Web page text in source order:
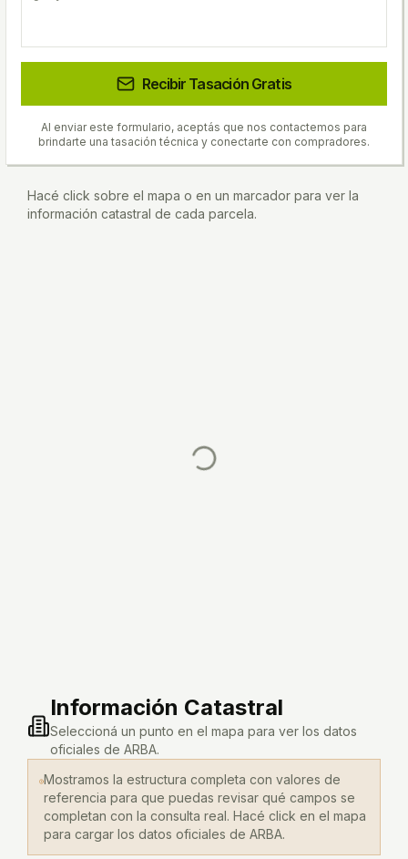
Recibir Tasación Gratis
Al enviar este formulario, aceptás que nos contactemos para
brindarte una tasación técnica y conectarte con compradores.
Hacé click sobre el mapa o en un marcador para ver la
información catastral de cada parcela.
Información Catastral
Seleccioná un punto en el mapa para ver los datos
oficiales de ARBA.
Mostramos la estructura completa con valores de
referencia para que puedas revisar qué campos se
completan con la consulta real. Hacé click en el mapa
para cargar los datos oficiales de ARBA.